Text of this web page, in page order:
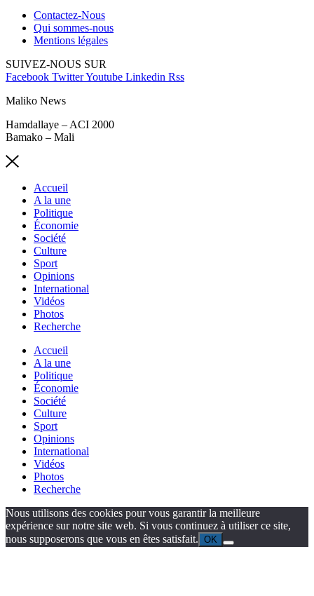
Contactez-Nous
Qui sommes-nous
Mentions légales
SUIVEZ-NOUS SUR
Facebook TwitterYoutube Linkedin Rss
Maliko News
Hamdallaye – ACI 2000
Bamako – Mali
Accueil
A la une
Politique
Économie
Société
Culture
Sport
Opinions
International
Vidéos
Photos
Recherche
Accueil
A la une
Politique
Économie
Société
Culture
Sport
Opinions
International
Vidéos
Photos
Recherche
Nous utilisons des cookies pour vous garantir la meilleure
expérience sur notre site web. Si vous continuez à utiliser ce site,
nous supposerons que vous en êtes satisfait. OK